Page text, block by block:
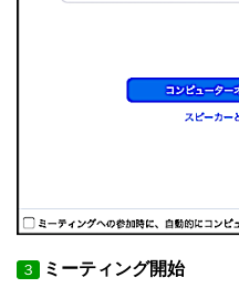
３ ミーティング開始